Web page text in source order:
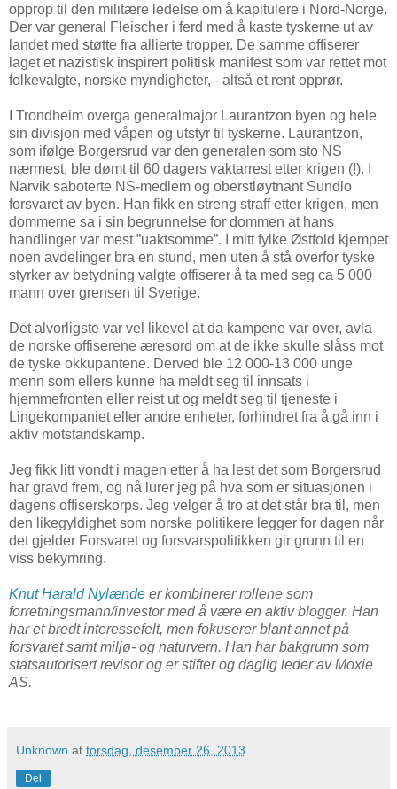
opprop til den militære ledelse om å kapitulere i Nord-Norge.
Der var general Fleischer i ferd med å kaste tyskerne ut av
landet med støtte fra allierte tropper. De samme offiserer
laget et nazistisk inspirert politisk manifest som var rettet mot
folkevalgte, norske myndigheter, - altså et rent opprør.
I Trondheim overga generalmajor Laurantzon byen og hele
sin divisjon med våpen og utstyr til tyskerne. Laurantzon,
som ifølge Borgersrud var den generalen som sto NS
nærmest, ble dømt til 60 dagers vaktarrest etter krigen (!). I
Narvik saboterte NS-medlem og oberstløytnant Sundlo
forsvaret av byen. Han fikk en streng straff etter krigen, men
dommerne sa i sin begrunnelse for dommen at hans
handlinger var mest ”uaktsomme”. I mitt fylke Østfold kjempet
noen avdelinger bra en stund, men uten å stå overfor tyske
styrker av betydning valgte offiserer å ta med seg ca 5 000
mann over grensen til Sverige.
Det alvorligste var vel likevel at da kampene var over, avla
de norske offiserene æresord om at de ikke skulle slåss mot
de tyske okkupantene. Derved ble 12 000-13 000 unge
menn som ellers kunne ha meldt seg til innsats i
hjemmefronten eller reist ut og meldt seg til tjeneste i
Lingekompaniet eller andre enheter, forhindret fra å gå inn i
aktiv motstandskamp.
Jeg fikk litt vondt i magen etter å ha lest det som Borgersrud
har gravd frem, og nå lurer jeg på hva som er situasjonen i
dagens offiserskorps. Jeg velger å tro at det står bra til, men
den likegyldighet som norske politikere legger for dagen når
det gjelder Forsvaret og forsvarspolitikken gir grunn til en
viss bekymring.
Knut Harald Nylænde er kombinerer rollene som
forretningsmann/investor med å være en aktiv blogger. Han
har et bredt interessefelt, men fokuserer blant annet på
forsvaret samt miljø- og naturvern. Han har bakgrunn som
statsautorisert revisor og er stifter og daglig leder av Moxie
AS.
Unknown at torsdag, desember 26, 2013
Del